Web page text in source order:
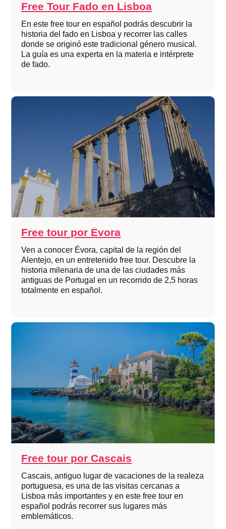
Free Tour Fado en Lisboa
En este free tour en español podrás descubrir la
historia del fado en Lisboa y recorrer las calles
donde se originó este tradicional género musical.
La guía es una experta en la materia e intérprete
de fado.
Free tour por Évora
Ven a conocer Évora, capital de la región del
Alentejo, en un entretenido free tour. Descubre la
historia milenaria de una de las ciudades más
antiguas de Portugal en un recorrido de 2,5 horas
totalmente en español.
Free tour por Cascais
Cascais, antiguo lugar de vacaciones de la realeza
portuguesa, es una de las visitas cercanas a
Lisboa más importantes y en este free tour en
español podrás recorrer sus lugares más
emblemáticos.